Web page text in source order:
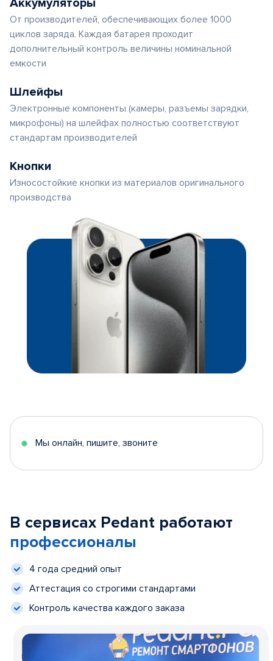
Аккумуляторы
От производителей, обеспечивающих более 1000
циклов заряда. Каждая батарея проходит
дополнительный контроль величины номинальной
емкости
Шлейфы
Электронные компоненты (камеры, разъемы зарядки,
микрофоны) на шлейфах полностью соответствуют
стандартам производителей
Кнопки
Износостойкие кнопки из материалов оригинального
производства
Мы онлайн, пишите, звоните
В сервисах Pedant работают
профессионалы
4 года средний опыт
Аттестация со строгими стандартами
Контроль качества каждого заказа